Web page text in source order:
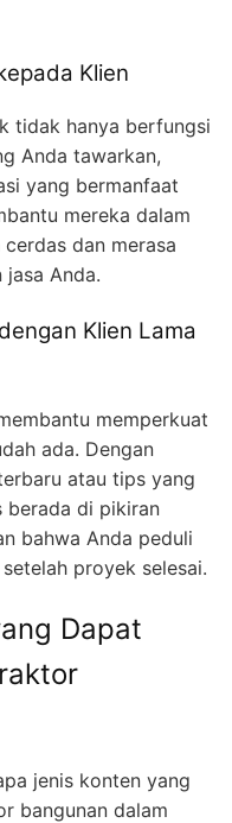
Klien
tidak hanya berfungsi
Anda tawarkan,
yang bermanfaat
mereka dalam
dan merasa
Anda.
Klien Lama
memperkuat
ada. Dengan
atau tips yang
berada di pikiran
bahwa Anda peduli
proyek selesai.
Dapat
jenis konten yang
bangunan dalam